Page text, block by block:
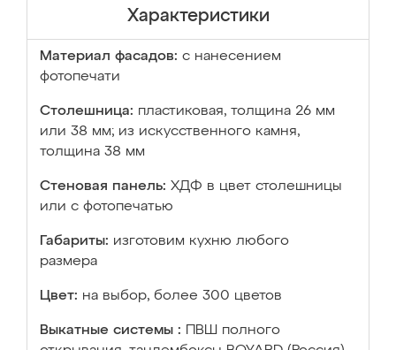
Характеристики
Материал фасадов: с нанесением
фотопечати
Столешница: пластиковая, толщина 26 мм
или 38 мм; из искусственного камня,
толщина 38 мм
Стеновая панель: ХДФ в цвет столешницы
или с фотопечатью
Габариты: изготовим кухню любого
размера
Цвет: на выбор, более 300 цветов
Выкатные системы :
ПВШ полного